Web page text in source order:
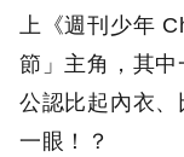
上《週刊少年
節」主角，其
公認比起內衣
一眼！？